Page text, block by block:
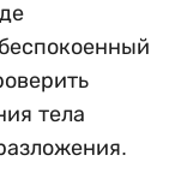
тела